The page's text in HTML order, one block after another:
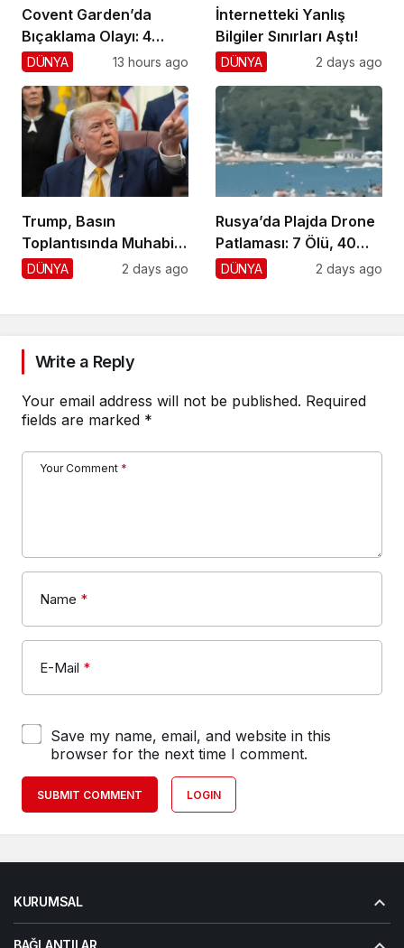
Covent Garden’da
Bıçaklama Olayı: 4
Yaralı, 1 Gözaltı
DÜNYA 13 hours ago
İnternetteki Yanlış
Bilgiler Sınırları Aştı!
DÜNYA 2 days ago
Trump, Basın
Toplantısında Muhabiri
Fena Yerden Aldı
DÜNYA 2 days ago
Rusya’da Plajda Drone
Patlaması: 7 Ölü, 40
Yaralı
DÜNYA 2 days ago
Write a Reply
Your email address will not be published. Required
fields are marked *
Your Comment *
Name *
E-Mail *
Save my name, email, and website in this
browser for the next time I comment.
SUBMIT COMMENT LOGIN
KURUMSAL